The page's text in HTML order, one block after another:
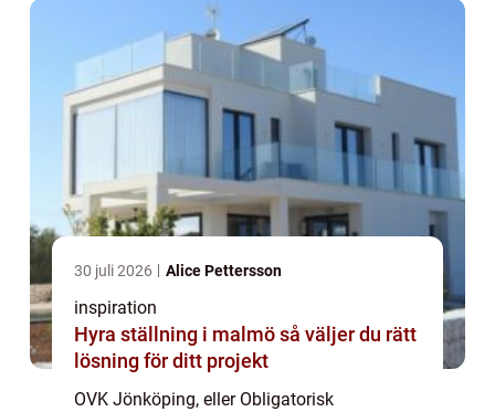
30 juli 2026 Alice Pettersson
inspiration
Hyra ställning i malmö så väljer du rätt
lösning för ditt projekt
OVK Jönköping, eller Obligatorisk